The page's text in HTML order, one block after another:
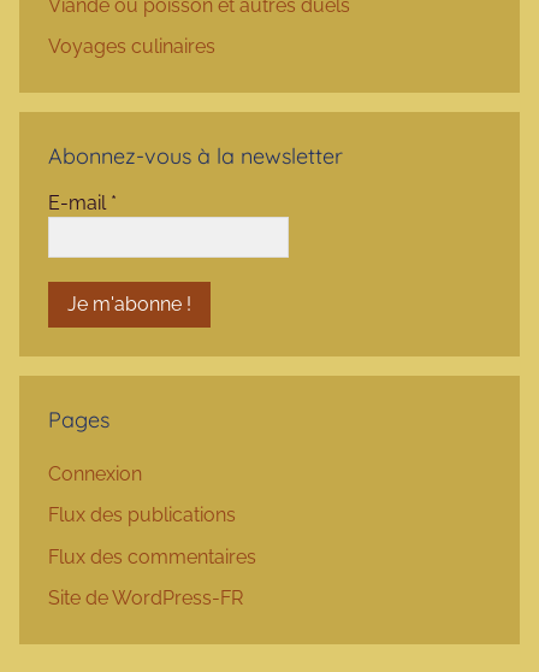
Viande ou poisson et autres duels
Voyages culinaires
Abonnez-vous à la newsletter
E-mail *
Pages
Connexion
Flux des publications
Flux des commentaires
Site de WordPress-FR